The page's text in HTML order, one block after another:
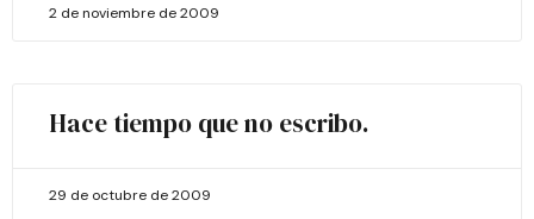
2 de noviembre de 2009
Hace tiempo que no escribo.
29 de octubre de 2009